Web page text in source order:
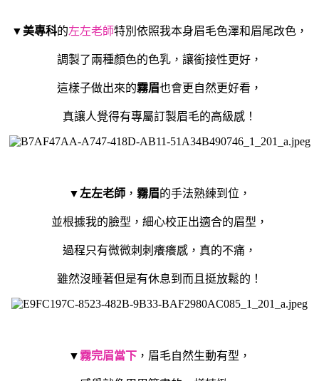
▼美專科的左左老師特別依照我本身眉毛色澤和眉尾改色，
調製了兩種顏色的色乳，讓銜接性更好，
這樣子做出來的霧眉也會更自然更好看，
真讓人覺得有專屬訂製眉毛的高級感！
▼ 左左老師 ， 霧眉的手法熟練到位，
並根據我的臉型， 細心校正出適合的眉型，
過程只有微微刺刺癢癢感，真的不痛，
雖然沒睡著但是有休息到而且挺放鬆的！
▼霧完眉當下 ， 眉毛自然生動有型，